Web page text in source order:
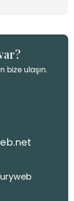
bize ulaşın.